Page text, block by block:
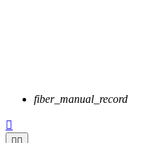
fiber_manual_record
